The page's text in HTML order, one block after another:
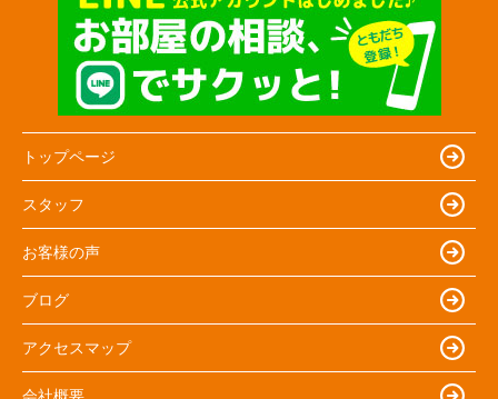
トップページ
スタッフ
お客様の声
ブログ
アクセスマップ
会社概要